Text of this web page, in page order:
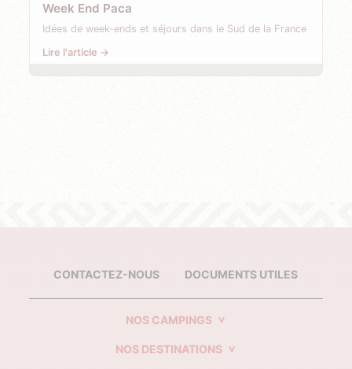
Week End Paca
Idées de week-ends et séjours dans le Sud de la France
Lire l'article →
CONTACTEZ-NOUS DOCUMENTS UTILES
NOS CAMPINGS
NOS DESTINATIONS